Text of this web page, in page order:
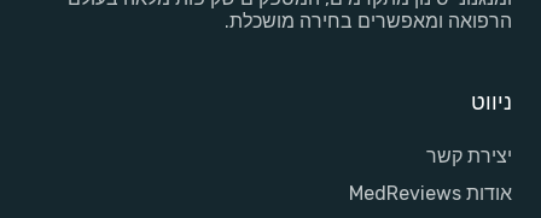
הרפואה ומאפשרים בחירה מושכלת.
ניווט
יצירת קשר
אודות MedReviews